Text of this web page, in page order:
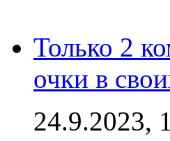
Только 2
очки в
24.9.2023,